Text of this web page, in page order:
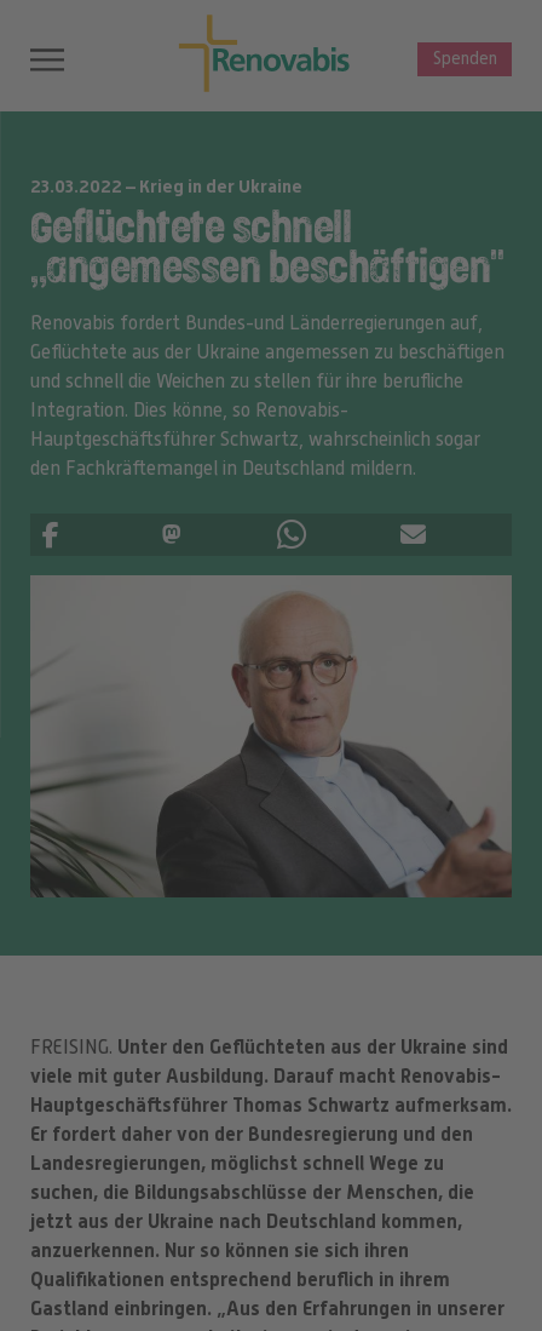
Spenden
23.03.2022 – Krieg in der Ukraine
Geflüchtete schnell
„angemessen beschäftigen"
Renovabis fordert Bundes-und Länderregierungen auf,
Geflüchtete aus der Ukraine angemessen zu beschäftigen
und schnell die Weichen zu stellen für ihre berufliche
Integration. Dies könne, so Renovabis-
Hauptgeschäftsführer Schwartz, wahrscheinlich sogar
den Fachkräftemangel in Deutschland mildern.
FREISING. Unter den Geflüchteten aus der Ukraine sind
viele mit guter Ausbildung. Darauf macht Renovabis-
Hauptgeschäftsführer Thomas Schwartz aufmerksam.
Er fordert daher von der Bundesregierung und den
Landesregierungen, möglichst schnell Wege zu
suchen, die Bildungsabschlüsse der Menschen, die
jetzt aus der Ukraine nach Deutschland kommen,
anzuerkennen. Nur so können sie sich ihren
Qualifikationen entsprechend beruflich in ihrem
Gastland einbringen. „Aus den Erfahrungen in unserer